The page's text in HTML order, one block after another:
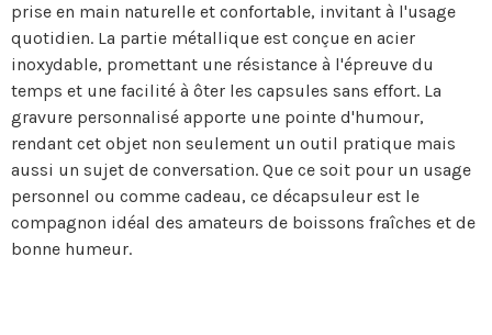
prise en main naturelle et confortable, invitant à l'usage
quotidien. La partie métallique est conçue en acier
inoxydable, promettant une résistance à l'épreuve du
temps et une facilité à ôter les capsules sans effort. La
gravure personnalisé apporte une pointe d'humour,
rendant cet objet non seulement un outil pratique mais
aussi un sujet de conversation. Que ce soit pour un usage
personnel ou comme cadeau, ce décapsuleur est le
compagnon idéal des amateurs de boissons fraîches et de
bonne humeur.